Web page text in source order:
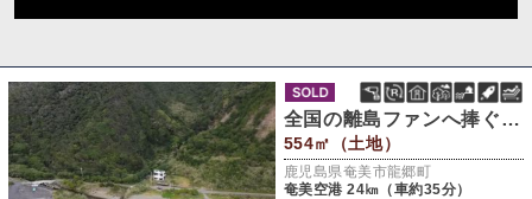
全国の離島ファンへ捧ぐ、憧れの島物件vol.2
554㎡（土地）
鹿児島県奄美市龍郷町
奄美空港 24㎞（車約35分）